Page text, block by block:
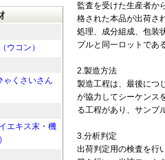
監査を受けた生産者か
格された本品が出荷さ
処理、成分組成、包装
プルと同一ロットであ
2.製造方法
製造工程は、最後につ
が協力してシーケンス
る工程があり、サンプ
3.分析判定
出荷判定用の検査を行
ウコン）
ゃくさいさん
エキス末・機